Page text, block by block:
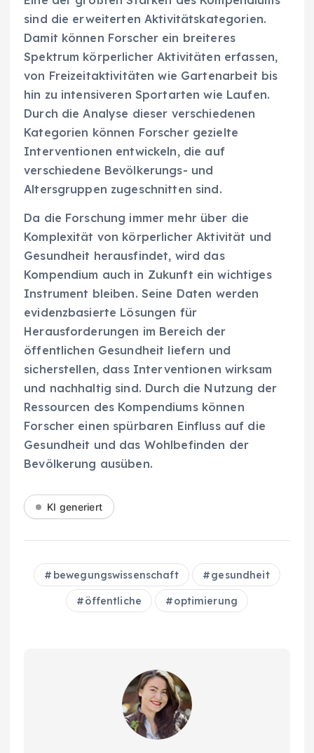
sind die erweiterten Aktivitätskategorien.
Damit können Forscher ein breiteres
Spektrum körperlicher Aktivitäten erfassen,
von Freizeitaktivitäten wie Gartenarbeit bis
hin zu intensiveren Sportarten wie Laufen.
Durch die Analyse dieser verschiedenen
Kategorien können Forscher gezielte
Interventionen entwickeln, die auf
verschiedene Bevölkerungs- und
Altersgruppen zugeschnitten sind.
Da die Forschung immer mehr über die
Komplexität von körperlicher Aktivität und
Gesundheit herausfindet, wird das
Kompendium auch in Zukunft ein wichtiges
Instrument bleiben. Seine Daten werden
evidenzbasierte Lösungen für
Herausforderungen im Bereich der
öffentlichen Gesundheit liefern und
sicherstellen, dass Interventionen wirksam
und nachhaltig sind. Durch die Nutzung der
Ressourcen des Kompendiums können
Forscher einen spürbaren Einfluss auf die
Gesundheit und das Wohlbefinden der
Bevölkerung ausüben.
KI generiert
bewegungswissenschaft gesundheit
öffentliche optimierung